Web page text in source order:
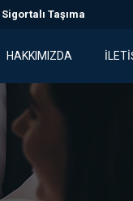
Taşıma
HAKKIMIZDA